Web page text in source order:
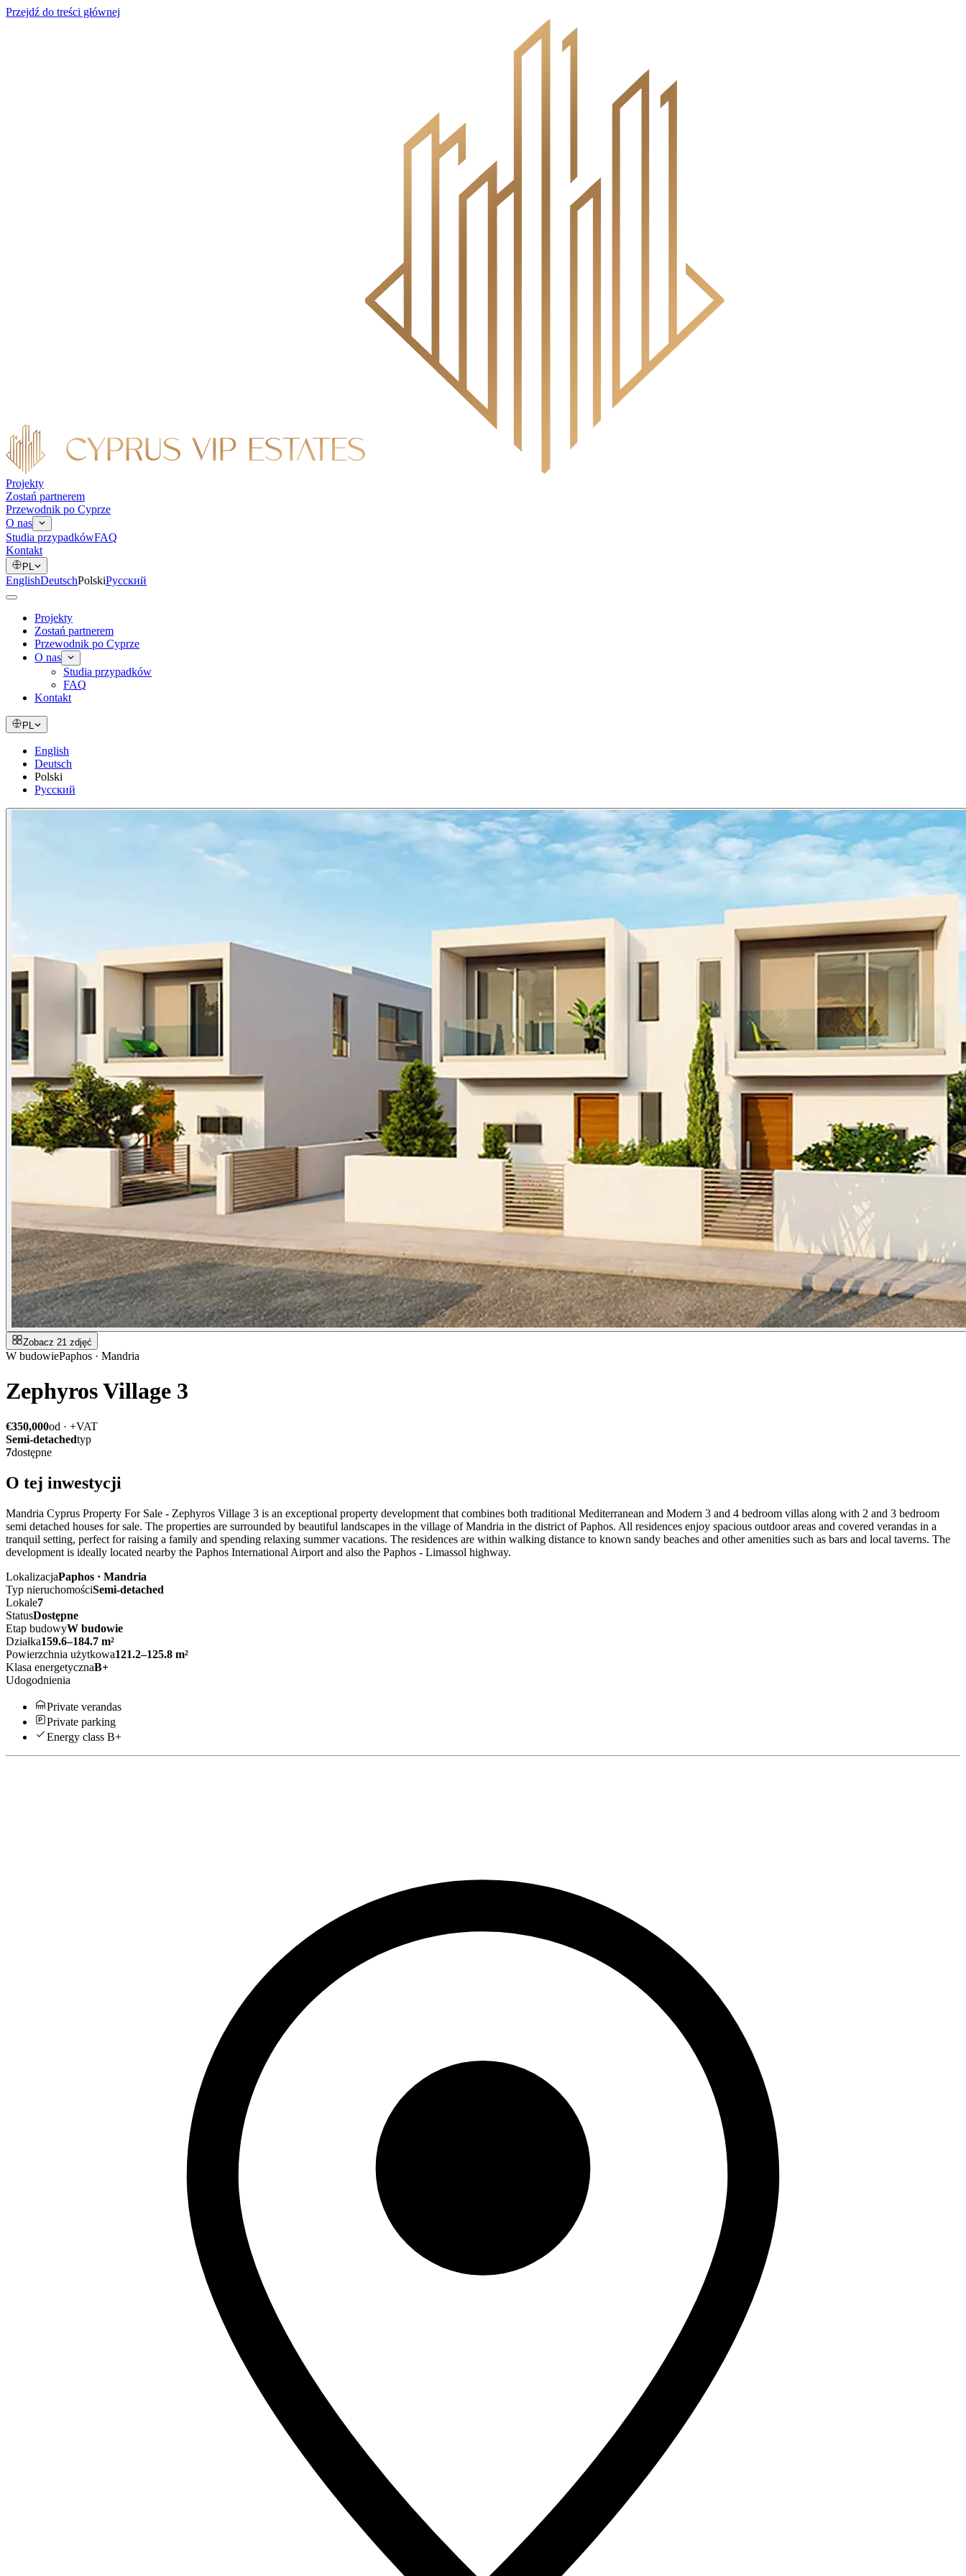
Przejdź do treści głównej
Projekty
Zostań partnerem
Przewodnik po Cyprze
O nas
Studia przypadkówFAQ
Kontakt
PL
EnglishDeutschPolskiРусский
Projekty
Zostań partnerem
Przewodnik po Cyprze
O nas
Studia przypadków
FAQ
Kontakt
PL
English
Deutsch
Polski
Русский
Zobacz 21 zdjęć
W budowiePaphos · Mandria
Zephyros Village 3
€350,000od · +VAT
Semi-detachedtyp
7dostępne
O tej inwestycji
Mandria Cyprus Property For Sale - Zephyros Village 3 is an exceptional property development that combines both traditional Mediterranean and Modern 3 and 4 bedroom villas along with 2 and 3 bedroom
semi detached houses for sale. The properties are surrounded by beautiful landscapes in the village of Mandria in the district of Paphos. All residences enjoy spacious outdoor areas and covered verandas in a
tranquil setting, perfect for raising a family and spending relaxing summer vacations. The residences are within walking distance to known sandy beaches and other amenities such as bars and local taverns. The
development is ideally located nearby the Paphos International Airport and also the Paphos - Limassol highway.
LokalizacjaPaphos · Mandria
Typ nieruchomościSemi-detached
Lokale7
StatusDostępne
Etap budowyW budowie
Działka159.6–184.7 m²
Powierzchnia użytkowa121.2–125.8 m²
Klasa energetycznaB+
Udogodnienia
Private verandas
Private parking
Energy class B+